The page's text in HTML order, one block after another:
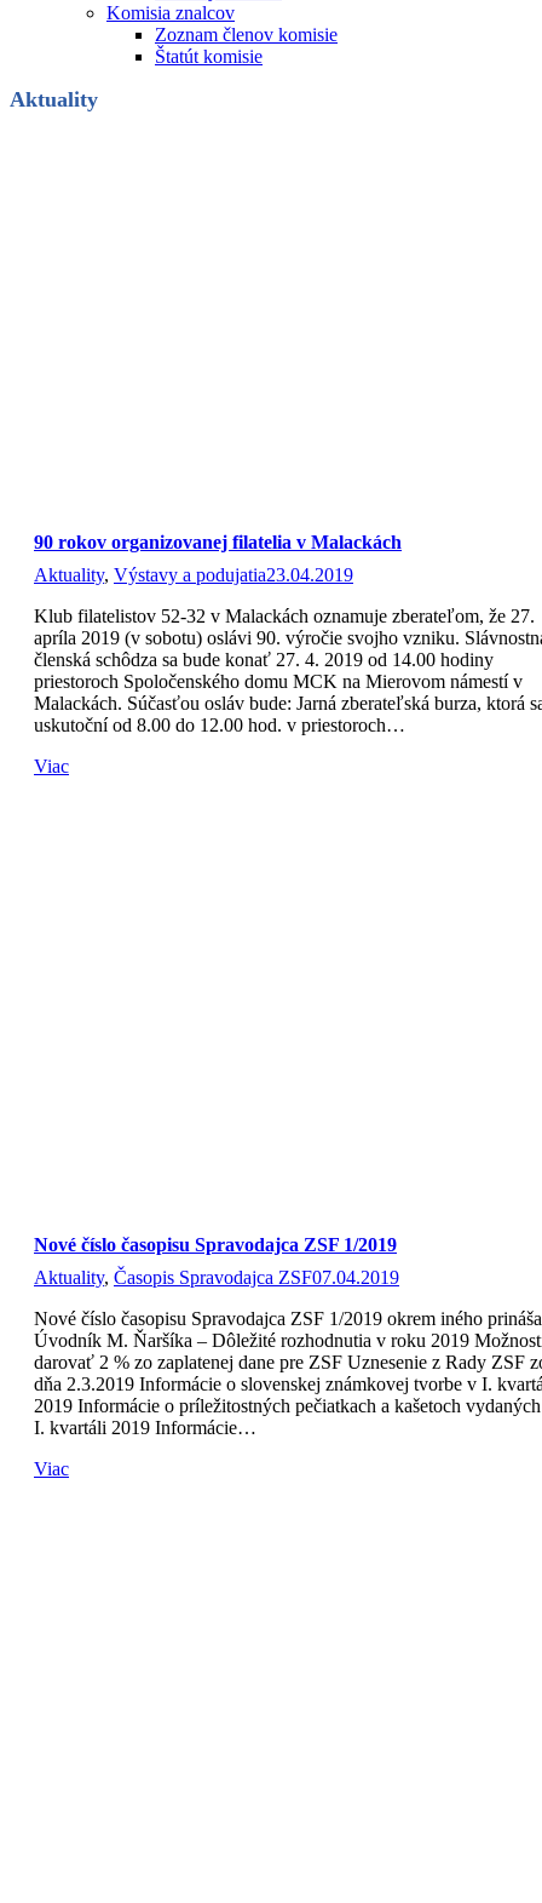
Komisia znalcov
Zoznam členov komisie
Štatút komisie
Aktuality
90 rokov organizovanej filatelia v Malackách
Aktuality, Výstavy a podujatia23.04.2019
Klub filatelistov 52-32 v Malackách oznamuje zberateľom, že 27.
apríla 2019 (v sobotu) oslávi 90. výročie svojho vzniku.
členská schôdza sa bude konať 27. 4. 2019 od 14.00 hodiny
priestoroch Spoločenského domu MCK na Mierovom námestí v
Malackách. Súčasťou osláv bude: Jarná zberateľská burza, ktorá
uskutoční od 8.00 do 12.00 hod. v priestoroch…
Viac
Nové číslo časopisu Spravodajca ZSF 1/2019
Aktuality, Časopis Spravodajca ZSF07.04.2019
Nové číslo časopisu Spravodajca ZSF 1/2019 okrem iného
Úvodník M. Ňaršíka – Dôležité rozhodnutia v roku 2019
darovať 2 % zo zaplatenej dane pre ZSF Uznesenie z Rady ZSF
dňa 2.3.2019 Informácie o slovenskej známkovej tvorbe v I.
2019 Informácie o príležitostných pečiatkach a kašetoch
I. kvartáli 2019 Informácie…
Viac